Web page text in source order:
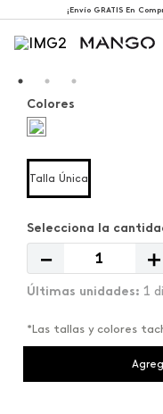
¡Envío GRATIS En
Colores
Talla Única
＋
－
1
*Las tallas y colores